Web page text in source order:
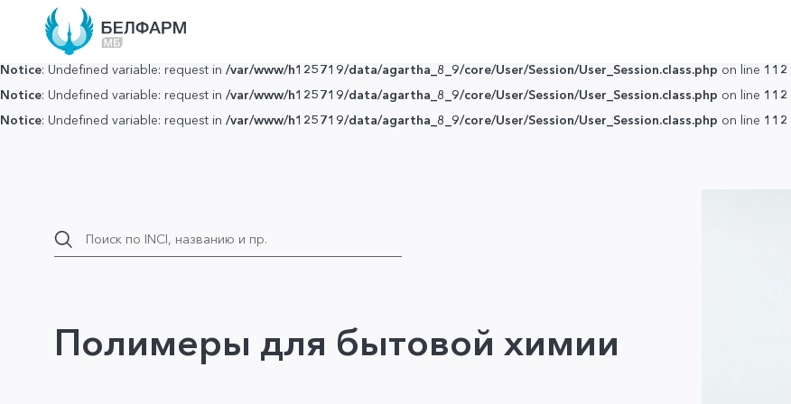
: Undefined variable: request in
: Undefined variable: request in
Notice: Undefined variable: request in /var/www/h125719/data/agartha_8_9/core/User/Session/User_Session.class.php on line 112
Notice: Undefined variable: request in /var/www/h125719/data/agartha_8_9/core/User/Session/User_Session.class.php on line 112
Notice: Undefined variable: request in /var/www/h125719/data/agartha_8_9/core/User/Session/User_Session.class.php on line 112
Полимеры для бытовой химии